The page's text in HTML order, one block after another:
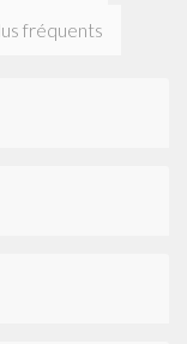
fréquents